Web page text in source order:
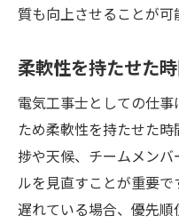
質も向上させることが可
柔軟性を持たせた
電気工事士としての仕
ため柔軟性を持たせた
捗や天候、チームメン
ルを見直すことが重要
遅れている場合、優先